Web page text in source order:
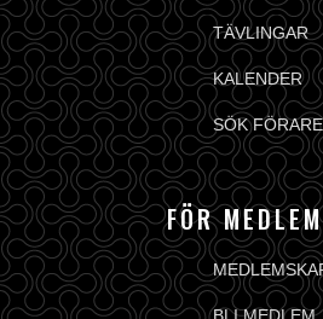
TÄVLINGAR
KALENDER
SÖK FÖRARE
FÖR